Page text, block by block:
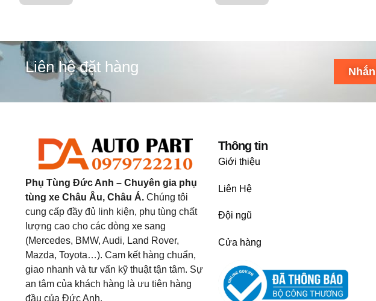
Liên hệ đặt hàng
Phụ Tùng Đức Anh – Chuyên gia phụ
tùng xe Châu Âu, Châu Á. Chúng tôi
cung cấp đầy đủ linh kiện, phụ tùng chất
lượng cao cho các dòng xe sang
(Mercedes, BMW, Audi, Land Rover,
Mazda, Toyota…). Cam kết hàng chuẩn,
giao nhanh và tư vấn kỹ thuật tận tâm. Sự
an tâm của khách hàng là ưu tiên hàng
đầu của Đức Anh.
Thông tin
Giới thiệu
Liên Hệ
Đội ngũ
Cửa hàng